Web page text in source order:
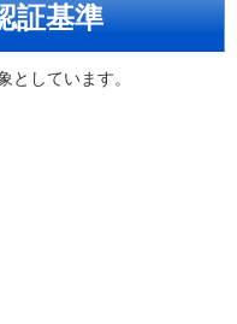
証基準
としています。